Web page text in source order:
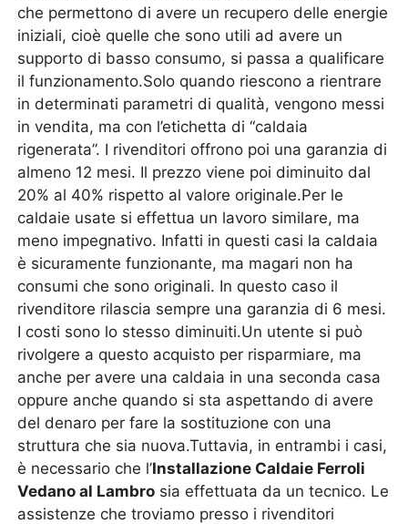
che permettono di avere un recupero delle energie
iniziali, cioè quelle che sono utili ad avere un
supporto di basso consumo, si passa a qualificare
il funzionamento.Solo quando riescono a rientrare
in determinati parametri di qualità, vengono messi
in vendita, ma con l’etichetta di “caldaia
rigenerata”. I rivenditori offrono poi una garanzia di
almeno 12 mesi. Il prezzo viene poi diminuito dal
20% al 40% rispetto al valore originale.Per le
caldaie usate si effettua un lavoro similare, ma
meno impegnativo. Infatti in questi casi la caldaia
è sicuramente funzionante, ma magari non ha
consumi che sono originali. In questo caso il
rivenditore rilascia sempre una garanzia di 6 mesi.
I costi sono lo stesso diminuiti.Un utente si può
rivolgere a questo acquisto per risparmiare, ma
anche per avere una caldaia in una seconda casa
oppure anche quando si sta aspettando di avere
del denaro per fare la sostituzione con una
struttura che sia nuova.Tuttavia, in entrambi i casi,
è necessario che l’Installazione Caldaie Ferroli
Vedano al Lambro sia effettuata da un tecnico. Le
assistenze che troviamo presso i rivenditori